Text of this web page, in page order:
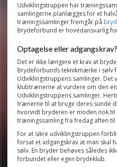
Udviklingstruppen har
samlingerne planlægges for et
træningssamlinger fremgår på
Brydeforbund er hovedansvarlig
Optagelse eller adgangskrav?
Det er ikke længere et krav at
Brydeforbunds teknikmærke i sølv
Udviklingstruppens samlinger.
klubtrænerne at vurdere om den
Udviklingstruppens samlinger.
trænerne til at bruge deres sunde
hvorvidt bryderen er moden nok til
træningssamling fra fredag aften til
For at sikre udviklingstruppen
forsat et adgangskrav at man skal
sølv. En bryder behøves således
forbundet eller egen brydeklub.